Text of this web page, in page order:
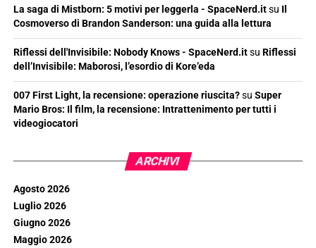
La saga di Mistborn: 5 motivi per leggerla - SpaceNerd.itsu Il
Cosmoverso di Brandon Sanderson: una guida alla lettura
Riflessi dell'Invisibile: Nobody Knows - SpaceNerd.itsu Riflessi
dell’Invisibile: Maborosi, l’esordio di Kore’eda
007 First Light, la recensione: operazione riuscita?su Super
Mario Bros: Il film, la recensione: Intrattenimento per tutti i
videogiocatori
ARCHIVI
Agosto 2026
Luglio 2026
Giugno 2026
Maggio 2026